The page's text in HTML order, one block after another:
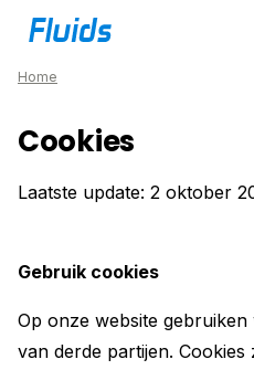
Home
Cookies
Laatste update: 2 oktober
Gebruik cookies
Op onze website
van derde partijen. Cookies